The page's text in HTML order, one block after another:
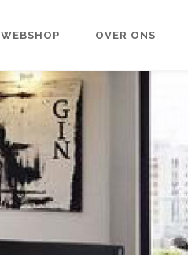
WEBSHOP OVER ONS